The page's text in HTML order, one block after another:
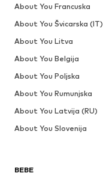
BEBE
About You Francuska
About You Švicarska (IT)
About You Litva
About You Belgija
About You Poljska
About You Rumunjska
About You Latvija (RU)
About You Slovenija